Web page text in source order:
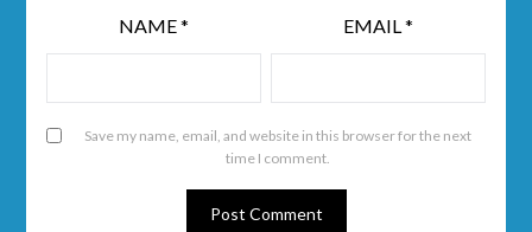
NAME* EMAIL*
Save my name, email, and website in this browser for the next
time I comment.